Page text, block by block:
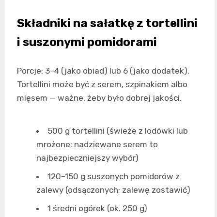
Składniki na sałatkę z tortellini
i suszonymi pomidorami
Porcje: 3–4 (jako obiad) lub 6 (jako dodatek).
Tortellini może być z serem, szpinakiem albo
mięsem — ważne, żeby było dobrej jakości.
500 g tortellini (świeże z lodówki lub
mrożone; nadziewane serem to
najbezpieczniejszy wybór)
120–150 g suszonych pomidorów z
zalewy (odsączonych; zalewę zostawić)
1 średni ogórek (ok. 250 g)